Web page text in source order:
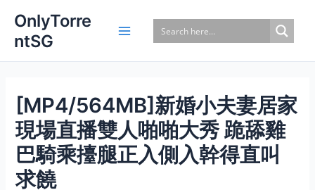
content
OnlyTorre
ntSG
[MP4/564MB]新婚小夫妻居家
現場直播雙人啪啪大秀 跪舔雞
巴騎乘擡腿正入側入幹得直叫
求饒